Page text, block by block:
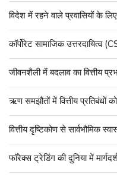
विदेश में रहने वाले प्रवासियों के लिए
कॉर्पोरेट सामाजिक
जीवनशैली में बदलाव का वित्तीय
ऋण समझौतों में वित्तीय प्रतिबंधों
वित्तीय दृष्टिकोण से सार्वभौमिक
फॉरेक्स ट्रेडिंग की दुनिया में